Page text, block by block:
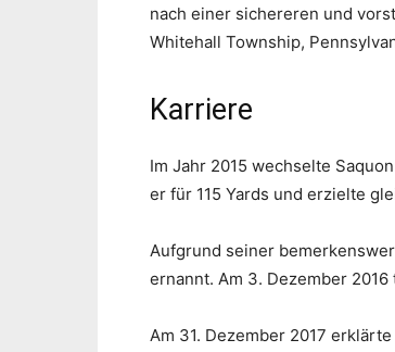
nach einer sichereren und
Whitehall Township,
Karriere
Im Jahr 2015 wechselte
er für 115 Yards und erzielte
Aufgrund seiner
ernannt. Am 3. Dezember
Am 31. Dezember 2017